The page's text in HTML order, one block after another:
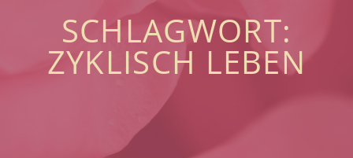
SCHLAGWORT:
ZYKLISCH LEBEN